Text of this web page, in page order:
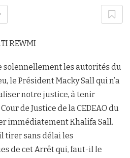
REWMI
solennellement les autorités du
le Président Macky Sall qui n’a
notre justice, à tenir
de Justice de la CEDEAO du
immédiatement Khalifa Sall.
tirer sans délai les
de cet Arrêt qui, faut-il le